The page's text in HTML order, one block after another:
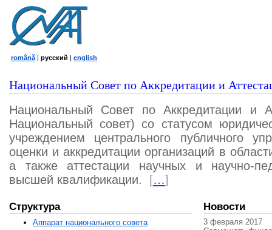
română | русский | english
Национальный Совет по Аккредитации и
Национальный Совет по Аккредитации и
Национальный совет) со статусом
учреждением центрального публичного
оценки и аккредитации организаций в
а также аттестации научных и научно-
высшей квалификации.
[…]
Структура
Аппарат национального совета
Новости
3 февраля 2017